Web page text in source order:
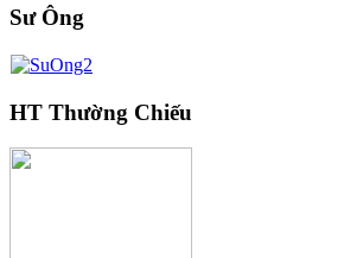
Sư Ông
HT Thường Chiếu